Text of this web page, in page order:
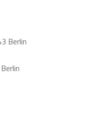
Berlin